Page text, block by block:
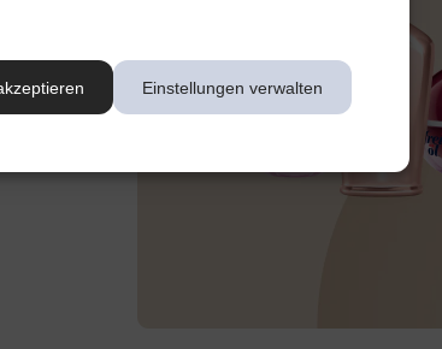
Einstellungen verwalten
Die